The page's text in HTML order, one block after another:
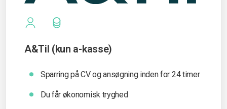
A&Til (kun a-kasse)
Sparring på CV og ansøgning inden for 24 timer
Du får økonomisk tryghed